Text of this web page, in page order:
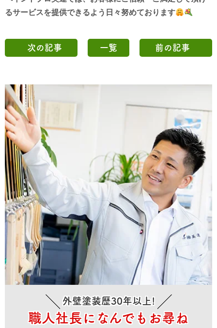
るサービスを提供できるよう 日々努めております
次の記事 一覧 前の記事
外壁塗装歴30年以上!
職人社長になんでもお尋ね